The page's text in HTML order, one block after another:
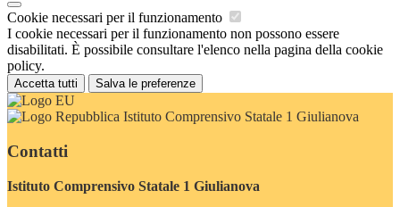
Cookie necessari per il funzionamento
I cookie necessari per il funzionamento non possono essere
disabilitati. È possibile consultare l'elenco nella pagina della cookie
policy.
Accetta tutti Salva le preferenze
Istituto Comprensivo Statale 1 Giulianova
Contatti
Istituto Comprensivo Statale 1 Giulianova